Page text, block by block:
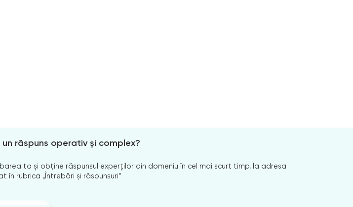
răspuns operativ și complex?
ta și obține răspunsul experților din domeniu în cel mai scurt timp, la adresa
în rubrica „Întrebări și răspunsuri”